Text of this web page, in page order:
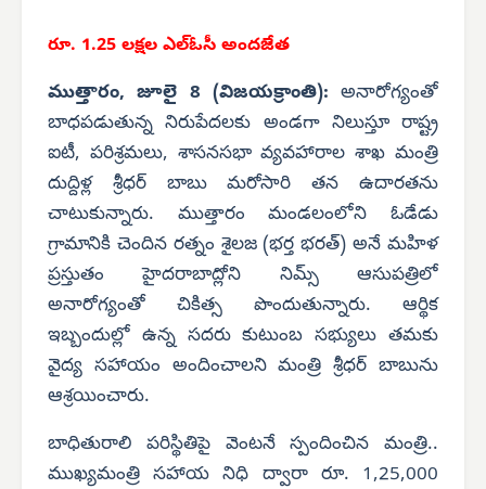
రూ. 1.25 లక్షల ఎల్‌ఓసీ అందజేత
ముత్తారం, జూలై 8 (విజయక్రాంతి): అనారోగ్యంతో
బాధపడుతున్న నిరుపేదలకు అండగా నిలుస్తూ రాష్ట్ర
ఐటీ, పరిశ్రమలు, శాసనసభా వ్యవహారాల శాఖ మంత్రి
దుద్దిళ్ల శ్రీధర్ బాబు మరోసారి తన ఉదారతను
చాటుకున్నారు. ముత్తారం మండలంలోని ఓడేడు
గ్రామానికి చెందిన రత్నం శైలజ (భర్త భరత్) అనే మహిళ
ప్రస్తుతం హైదరాబాద్లోని నిమ్స్ ఆసుపత్రిలో
అనారోగ్యంతో చికిత్స పొందుతున్నారు. ఆర్థిక
ఇబ్బందుల్లో ఉన్న సదరు కుటుంబ సభ్యులు తమకు
వైద్య సహాయం అందించాలని మంత్రి శ్రీధర్ బాబును
ఆశ్రయించారు.
బాధితురాలి పరిస్థితిపై వెంటనే స్పందించిన మంత్రి..
ముఖ్యమంత్రి సహాయ నిధి ద్వారా రూ. 1,25,000